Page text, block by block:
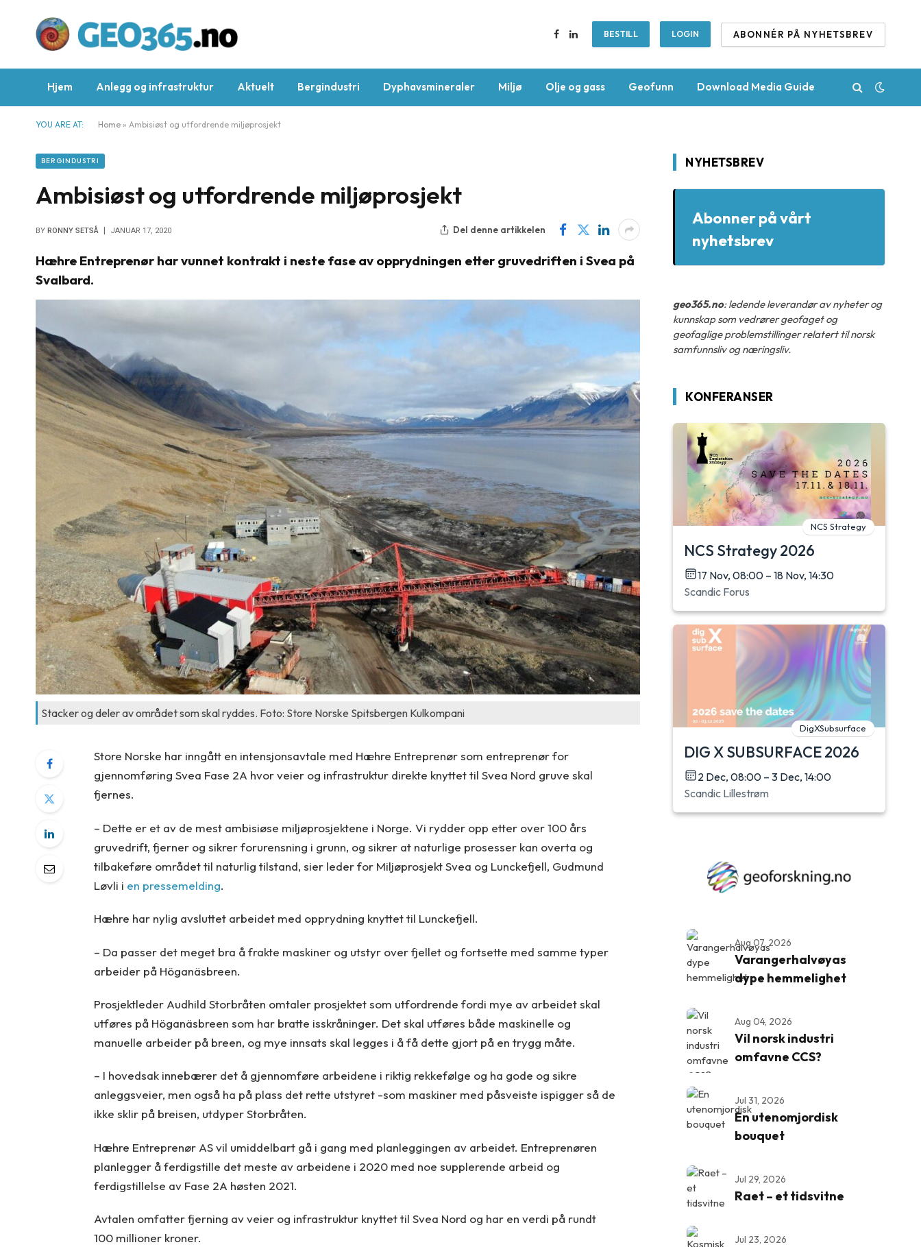
Facebook
LinkedInBESTILL LOGIN ABONNÉR PÅ NYHETSBREV
Hjem Anlegg og infrastruktur Aktuelt Bergindustri Dyphavsmineraler Miljø Olje og gass Geofunn Download Media Guide
YOU ARE AT: Home » Ambisiøst og utfordrende miljøprosjekt
BERGINDUSTRI
Ambisiøst og utfordrende miljøprosjekt
BY RONNY SETSÅ JANUAR 17, 2020 Del denne artikkelen
Hæhre Entreprenør har vunnet kontrakt i neste fase av opprydningen etter gruvedriften i Svea på
Svalbard.
Stacker og deler av området som skal ryddes. Foto: Store Norske Spitsbergen Kulkompani
Store Norske har inngått en intensjonsavtale med Hæhre Entreprenør som entreprenør for
gjennomføring Svea Fase 2A hvor veier og infrastruktur direkte knyttet til Svea Nord gruve skal
fjernes.
– Dette er et av de mest ambisiøse miljøprosjektene i Norge. Vi rydder opp etter over 100 års
gruvedrift, fjerner og sikrer forurensning i grunn, og sikrer at naturlige prosesser kan overta og
tilbakeføre området til naturlig tilstand, sier leder for Miljøprosjekt Svea og Lunckefjell, Gudmund
Løvli i en pressemelding.
Hæhre har nylig avsluttet arbeidet med opprydning knyttet til Lunckefjell.
– Da passer det meget bra å frakte maskiner og utstyr over fjellet og fortsette med samme typer
arbeider på Höganäsbreen.
Prosjektleder Audhild Storbråten omtaler prosjektet som utfordrende fordi mye av arbeidet skal
utføres på Höganäsbreen som har bratte isskråninger. Det skal utføres både maskinelle og
manuelle arbeider på breen, og mye innsats skal legges i å få dette gjort på en trygg måte.
– I hovedsak innebærer det å gjennomføre arbeidene i riktig rekkefølge og ha gode og sikre
anleggsveier, men også ha på plass det rette utstyret -som maskiner med påsveiste ispigger så de
ikke sklir på breisen, utdyper Storbråten.
Hæhre Entreprenør AS vil umiddelbart gå i gang med planleggingen av arbeidet. Entreprenøren
planlegger å ferdigstille det meste av arbeidene i 2020 med noe supplerende arbeid og
ferdigstillelse av Fase 2A høsten 2021.
Avtalen omfatter fjerning av veier og infrastruktur knyttet til Svea Nord og har en verdi på rundt
100 millioner kroner.
NYHETSBREV
Abonner på vårt
nyhetsbrev
geo365.no: ledende leverandør av nyheter og
kunnskap som vedrører geofaget og
geofaglige problemstillinger relatert til norsk
samfunnsliv og næringsliv.
KONFERANSER
NCS Strategy
NCS Strategy 2026
17 Nov, 08:00 – 18 Nov, 14:30
Scandic Forus
DigXSubsurface
DIG X SUBSURFACE 2026
2 Dec, 08:00 – 3 Dec, 14:00
Scandic Lillestrøm
Aug 07, 2026
Varangerhalvøyas
dype hemmelighet
Aug 04, 2026
Vil norsk industri
omfavne CCS?
Jul 31, 2026
En utenomjordisk
bouquet
Jul 29, 2026
Raet – et tidsvitne
Jul 23, 2026